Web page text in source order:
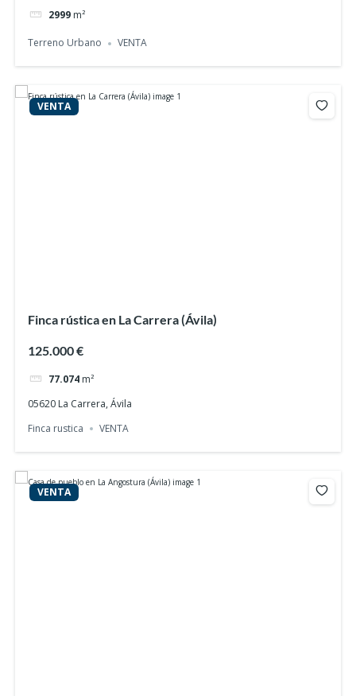
2999 m²
Terreno Urbano VENTA
VENTA
Finca rústica en La Carrera (Ávila)
125.000 €
77.074 m²
05620 La Carrera, Ávila
Finca rustica
VENTA
VENTA